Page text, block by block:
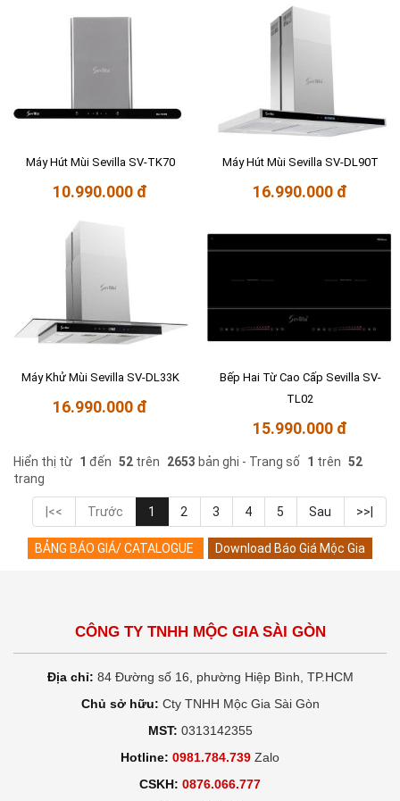
Máy Hút Mùi Sevilla SV-TK70
10.990.000 đ
Máy Hút Mùi Sevilla SV-DL90T
16.990.000 đ
Máy Khử Mùi Sevilla SV-DL33K
16.990.000 đ
Bếp Hai Từ Cao Cấp Sevilla SV-
TL02
15.990.000 đ
Hiển thị từ 1 đến 52 trên 2653 bản ghi - Trang số 1 trên 52
trang
|<< Trước 1 2 3 4 5 Sau >>|
BẢNG BÁO GIÁ/ CATALOGUE Download Báo Giá Mộc Gia
CÔNG TY TNHH MỘC GIA SÀI GÒN
Địa chỉ: 84 Đường số 16, phường Hiệp Bình, TP.HCM
Chủ sở hữu: Cty TNHH Mộc Gia Sài Gòn
MST: 0313142355
Hotline: 0981.784.739 Zalo
CSKH: 0876.066.777